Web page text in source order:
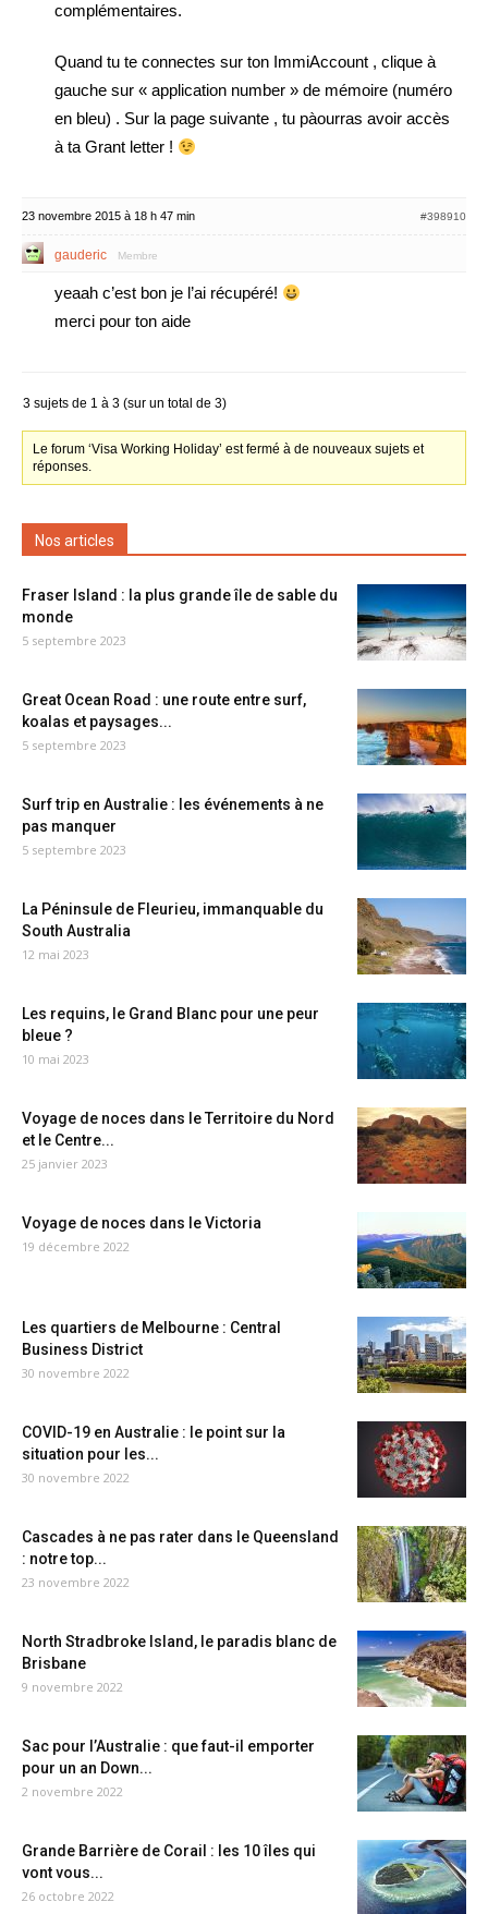
complémentaires.
Quand tu te connectes sur ton ImmiAccount , clique à
gauche sur « application number » de mémoire (numéro
en bleu) . Sur la page suivante , tu pàourras avoir accès
à ta Grant letter !
23 novembre 2015 à 18 h 47 min #398910
gauderic Membre
yeaah c’est bon je l’ai récupéré!
merci pour ton aide
3 sujets de 1 à 3 (sur un total de 3)
Le forum ‘Visa Working Holiday’ est fermé à de nouveaux sujets et
réponses.
Nos articles
Fraser Island : la plus grande île de sable du
monde
5 septembre 2023
Great Ocean Road : une route entre surf,
koalas et paysages...
5 septembre 2023
Surf trip en Australie : les événements à ne
pas manquer
5 septembre 2023
La Péninsule de Fleurieu, immanquable du
South Australia
12 mai 2023
Les requins, le Grand Blanc pour une peur
bleue ?
10 mai 2023
Voyage de noces dans le Territoire du Nord
et le Centre...
25 janvier 2023
Voyage de noces dans le Victoria
19 décembre 2022
Les quartiers de Melbourne : Central
Business District
30 novembre 2022
COVID-19 en Australie : le point sur la
situation pour les...
30 novembre 2022
Cascades à ne pas rater dans le Queensland
: notre top...
23 novembre 2022
North Stradbroke Island, le paradis blanc de
Brisbane
9 novembre 2022
Sac pour l’Australie : que faut-il emporter
pour un an Down...
2 novembre 2022
Grande Barrière de Corail : les 10 îles qui
vont vous...
26 octobre 2022